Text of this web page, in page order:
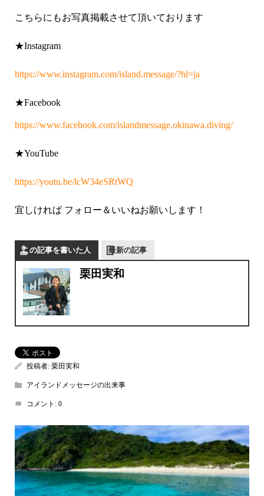
こちらにもお写真掲載させて頂いております
★Instagram
https://www.instagram.com/island.message/?hl=ja
★Facebook
https://www.facebook.com/islandmessage.okinawa.diving/
★YouTube
https://youtu.be/lcW34eSRtWQ
宜しければ フォロー＆いいねお願いします！
この記事を書いた人 最新の記事
栗田実和
投稿者: 栗田実和
アイランドメッセージの出来事
コメント: 0